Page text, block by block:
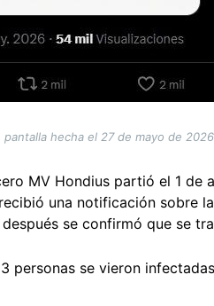
pantalla hecha el 27 de mayo de
MV Hondius partió el 1 de
una notificación sobre la
se confirmó que se
personas se vieron